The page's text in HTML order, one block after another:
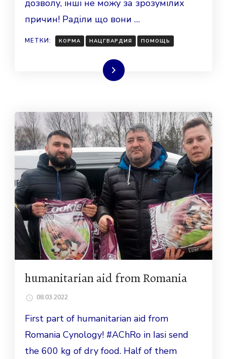
дозволу, інші не можу за зрозумілих
причин! Раділи що вони …
МЕТКИ: КОРМА НАЦГВАРДИЯ ПОМОЩЬ
Читать далее
humanitarian aid from Romania
08.03.2022
First part of humanitarian aid from
Romania Cynology! #AChRo in Iasi send
the 600 kg of dry food. Half of them